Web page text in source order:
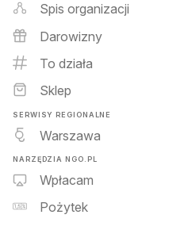
Spis organizacji
Darowizny
To działa
Sklep
SERWISY REGIONALNE
Warszawa
NARZĘDZIA NGO.PL
Wpłacam
Pożytek